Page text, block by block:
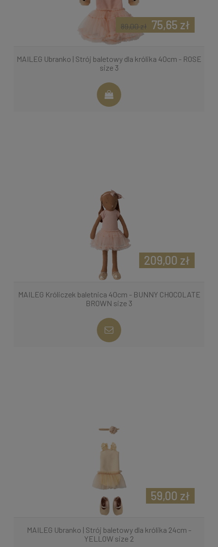
MAILEG Ubranko | Strój baletowy dla królika 40cm - ROSE
size 3
75,65 zł
89,00 zł
MAILEG Króliczek baletnica 40cm - BUNNY CHOCOLATE
BROWN size 3
209,00 zł
MAILEG Ubranko | Strój baletowy dla królika 24cm -
YELLOW size 2
59,00 zł